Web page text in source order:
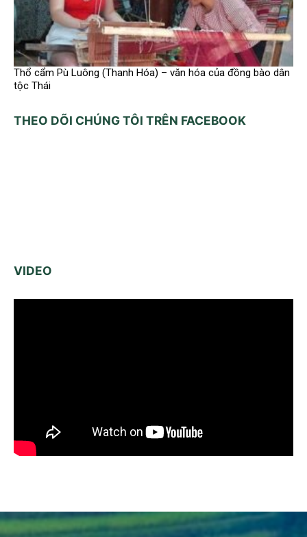
Thổ cẩm Pù Luông (Thanh Hóa) – văn hóa của đồng bào dân
tộc Thái
THEO DÕI CHÚNG TÔI TRÊN FACEBOOK
VIDEO